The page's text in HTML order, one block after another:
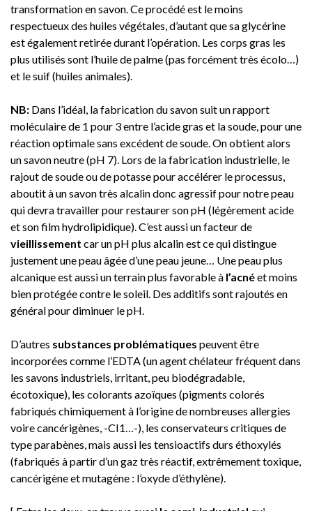
transformation en savon. Ce procédé est le moins
respectueux des huiles végétales, d’autant que sa glycérine
est également retirée durant l’opération. Les corps gras les
plus utilisés sont l’huile de palme (pas forcément très écolo…)
et le suif (huiles animales).
NB: Dans l’idéal, la fabrication du savon suit un rapport
moléculaire de 1 pour 3 entre l’acide gras et la soude, pour une
réaction optimale sans excédent de soude. On obtient alors
un savon neutre (pH 7). Lors de la fabrication industrielle, le
rajout de soude ou de potasse pour accélérer le processus,
aboutit à un savon très alcalin donc agressif pour notre peau
qui devra travailler pour restaurer son pH (légèrement acide
et son film hydrolipidique). C’est aussi un facteur de
vieillissement car un pH plus alcalin est ce qui distingue
justement une peau âgée d’une peau jeune… Une peau plus
alcanique est aussi un terrain plus favorable à l’acnéet moins
bien protégée contre le soleil. Des additifs sont rajoutés en
général pour diminuer le pH.
D’autres substances problématiques peuvent être
incorporées comme l’EDTA (un agent chélateur fréquent dans
les savons industriels, irritant, peu biodégradable,
écotoxique), les colorants azoïques (pigments colorés
fabriqués chimiquement à l’origine de nombreuses allergies
voire cancérigènes, -CI1…-), les conservateurs critiques de
type parabènes, mais aussi les tensioactifs durs éthoxylés
(fabriqués à partir d’un gaz très réactif, extrêmement toxique,
cancérigène et mutagène : l’oxyde d’éthylène).